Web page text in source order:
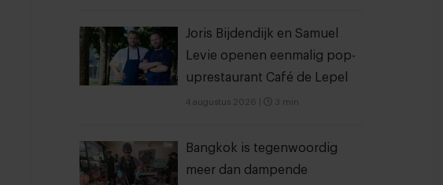
Joris Bijdendijk en Samuel
Levie openen eenmalig pop-
uprestaurant Café de Lepel
4 augustus 2026 3 min
Bangkok is tegenwoordig
meer dan dampende